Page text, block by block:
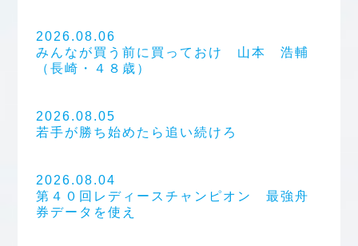
2026.08.06
みんなが買う前に買っておけ 山本 浩輔
（長崎・４８歳）
2026.08.05
若手が勝ち始めたら追い続けろ
2026.08.04
第４０回レディースチャンピオン 最強舟
券データを使え